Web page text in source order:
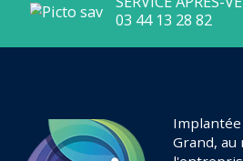
Grand, au